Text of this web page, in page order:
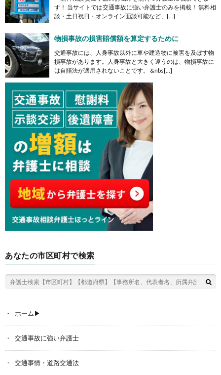
す！ 当サイトでは交通事故に強い弁護士のみを掲載！ 無料相
談・土日祝日・オンライン面談可能など、[…]
物損事故の損害賠償額を算定するために
交通事故には、人身事故以外に車や建造物に被害を及ぼす物
損事故があります。人身事故と大きく違うのは、物損事故に
は自賠法が適用されないことです。 &nbs[…]
あなたの市区町村で検索
ホーム▶︎
交通事故に強い弁護士
交通事情・道路交通法